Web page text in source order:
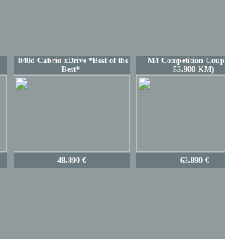
840d Cabrio xDrive *Best of the
Best*
M4 Competition
53.900 KM)
48.890 € 63.890 €